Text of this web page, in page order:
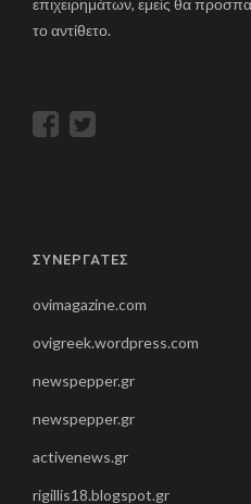
το αντίθετο.
ΣΥΝΕΡΓΑΤΕΣ
ovimagazine.com
ovigreek.wordpress.com
newspepper.gr
newspepper.gr
activenews.gr
rigillis18.blogspot.gr